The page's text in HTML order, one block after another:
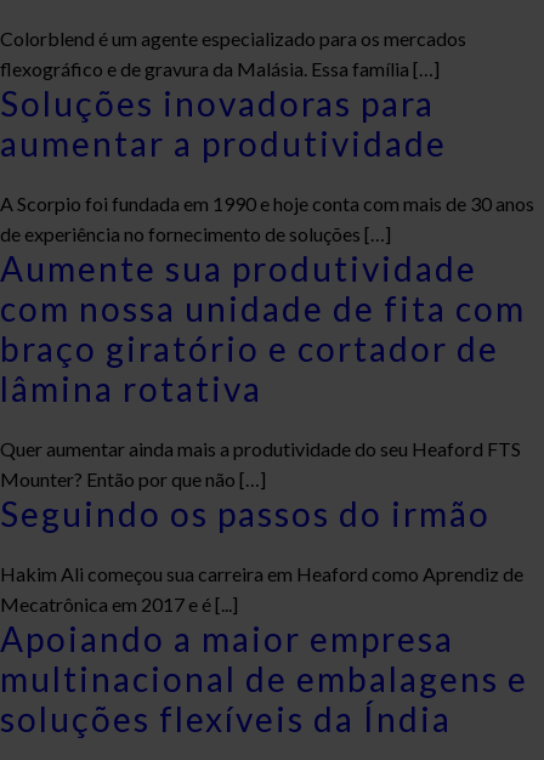
Colorblend é um agente especializado para os mercados
flexográfico e de gravura da Malásia. Essa família […]
Soluções inovadoras para
aumentar a produtividade
A Scorpio foi fundada em 1990 e hoje conta com mais de 30 anos
de experiência no fornecimento de soluções […]
Aumente sua produtividade
com nossa unidade de fita com
braço giratório e cortador de
lâmina rotativa
Quer aumentar ainda mais a produtividade do seu Heaford FTS
Mounter? Então por que não […]
Seguindo os passos do irmão
Hakim Ali começou sua carreira em Heaford como Aprendiz de
Mecatrônica em 2017 e é [...]
Apoiando a maior empresa
multinacional de embalagens e
soluções flexíveis da Índia